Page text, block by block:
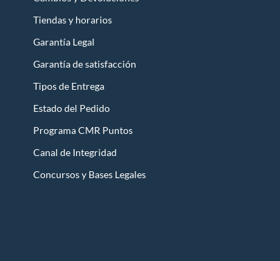
Tiendas y horarios
Garantía Legal
Garantía de satisfacción
Tipos de Entrega
Estado del Pedido
Programa CMR Puntos
Canal de Integridad
Concursos y Bases Legales